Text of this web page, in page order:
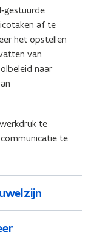
af te
het opstellen
van
naar
te
te